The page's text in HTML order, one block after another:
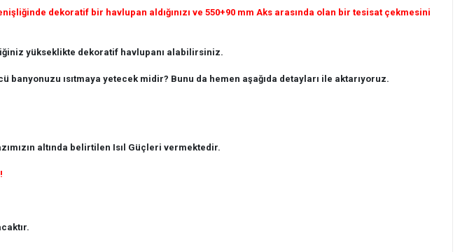
dekoratif bir havlupan aldığınızı ve 550+90 mm Aks arasında olan bir tesisat çekmesini
yükseklikte dekoratif havlupanı alabilirsiniz.
ısıtmaya yetecek midir? Bunu da hemen aşağıda detayları ile aktarıyoruz.
altında belirtilen Isıl Güçleri vermektedir.